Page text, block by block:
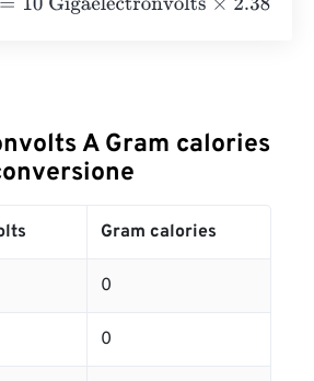
Gigaelectronvolts×2.3884589662755
A Gram calories
Gram calories
0
0